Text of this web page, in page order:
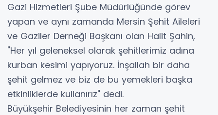
Gazi Hizmetleri Şube Müdürlüğünde görev
yapan ve aynı zamanda Mersin Şehit Aileleri
ve Gaziler Derneği Başkanı olan Halit Şahin,
"Her yıl geleneksel olarak şehitlerimiz adına
kurban kesimi yapıyoruz. İnşallah bir daha
şehit gelmez ve biz de bu yemekleri başka
etkinliklerde kullanırız" dedi.
Büyükşehir Belediyesinin her zaman şehit